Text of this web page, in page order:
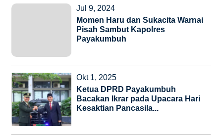
Jul 9, 2024
Momen Haru dan Sukacita Warnai
Pisah Sambut Kapolres
Payakumbuh
Okt 1, 2025
Ketua DPRD Payakumbuh
Bacakan Ikrar pada Upacara Hari
Kesaktian Pancasila...